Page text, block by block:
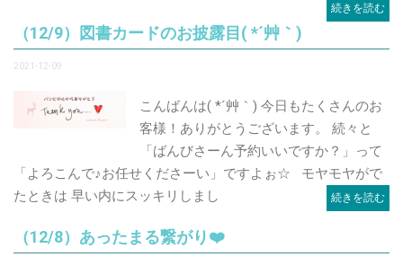
続きを読む
（12/9）図書カードのお披露目( *´艸｀)
2021-12-09
こんばんは( *´艸｀) 今日もたくさんのお
客様！ありがとうございます。 続々と
「ばんびさーん予約いいですか？」って
「よろこんで♪お任せくださーい」ですよぉ☆ モヤモヤがで
たときは 早い内にスッキリしまし
続きを読む
（12/8）あったまる繋がり❤️